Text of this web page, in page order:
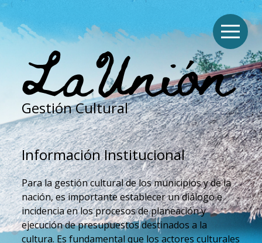
Gestión Cultural
Información Institucional
Para la gestión cultural de los municipios y de la
nación, es importante establecer un diálogo e
incidencia en los procesos de planeación y
ejecución de presupuestos destinados a la
cultura. Es fundamental que los actores culturales